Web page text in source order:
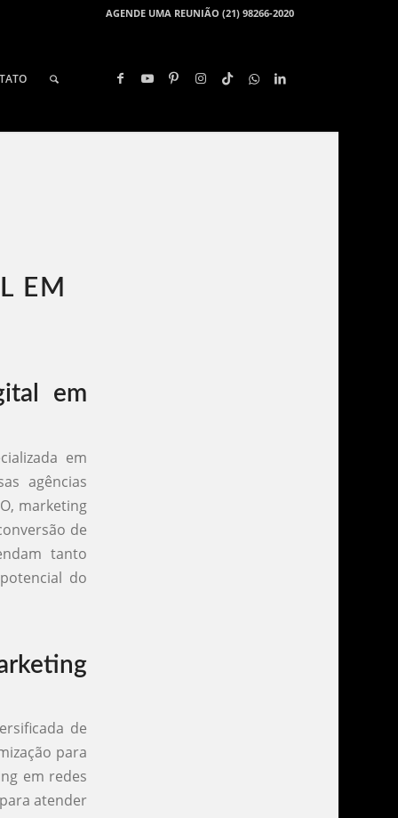
AGENDE UMA REUNIÃO (21) 98266-2020
EM
em
em
agências
marketing
de
tanto
do
de
para
em redes
atender